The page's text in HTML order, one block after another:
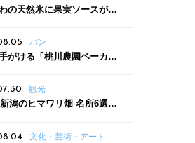
の天然氷に果実ソースがた
くにオープン
パン
がける「桃川農園ベーカリ
たてパンのほか、ジェラー
ージーも
観光
新潟のヒマワリ畑 名所6選
文化・芸術・アート